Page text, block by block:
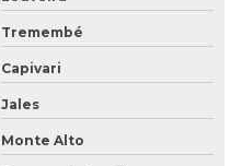
Tremembé
Capivari
Jales
Monte Alto